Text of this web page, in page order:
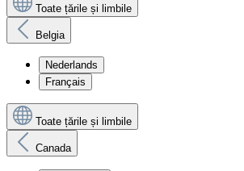
Toate țările și limbile
Belgia
Nederlands
Français
Toate țările și limbile
Canada